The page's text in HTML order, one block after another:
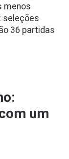
menos
seleções
36 partidas
um